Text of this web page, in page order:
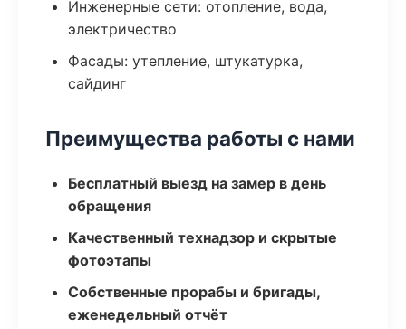
Инженерные сети: отопление, вода,
электричество
Фасады: утепление, штукатурка,
сайдинг
Преимущества работы с нами
Бесплатный выезд на замер в день
обращения
Качественный технадзор и скрытые
фотоэтапы
Собственные прорабы и бригады,
еженедельный отчёт